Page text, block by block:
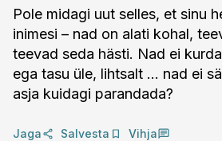
Pole midagi uut selles, et sinu
inimesi – nad on alati kohal,
teevad seda hästi. Nad ei
ega tasu üle, lihtsalt ... nad ei
asja kuidagi parandada?
Jaga Salvesta Vihja